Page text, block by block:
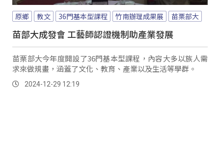
原鄉 教文 36門基本型課程 竹南辦理成果展 苗栗部大
苗部大成發會 工藝師認證機制助產業發展
苗栗部大今年度開設了36門基本型課程，內容大多以族人需
求來做規畫，涵蓋了文化、教育、產業以及生活等學群。
2024-12-29 12:19